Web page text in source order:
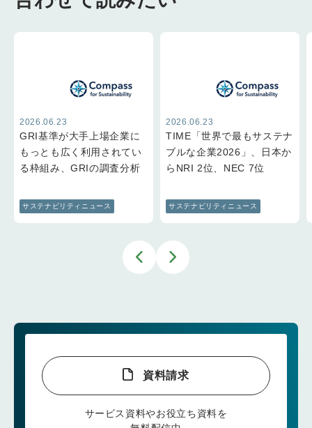
2026.06.23
GRI基準が大手上場企業に
もっとも広く利用されてい
る枠組み、GRIの調査分析
サステナビリティニュース
2026.06.23
TIME「世界で最もサステナ
ブルな企業2026」、日本か
らNRI 2位、NEC 7位
サステナビリティニュース
資料請求
サービス資料やお役立ち資料を